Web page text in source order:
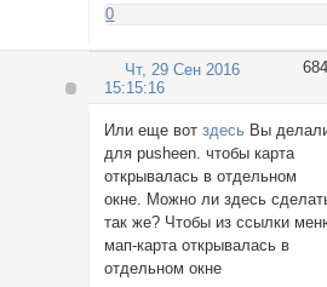
0
684
Чт, 29 Сен 2016
15:15:16
Или еще вотздесь Вы
для pusheen. чтобы карта
открывалась в отдельном
окне. Можно ли здесь
так же? Чтобы из ссылки
мап-карта открывалась в
отдельном окне